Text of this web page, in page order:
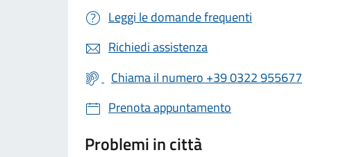
Leggi le domande frequenti
Richiedi assistenza
Chiama il numero +39 0322 955677
Prenota appuntamento
Problemi in città